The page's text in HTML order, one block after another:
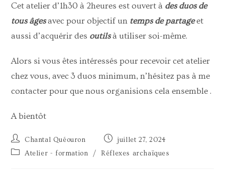
Cet atelier d’1h30 à 2heures est ouvert à des duos de
tous âgesavec pour objectif un temps de partageet
aussi d’acquérir des outilsà utiliser soi-même.
Alors si vous êtes intéressés pour recevoir cet atelier
chez vous, avec 3 duos minimum, n’hésitez pas à me
contacter pour que nous organisions cela ensemble .
A bientôt
Chantal Quéouron
juillet 27, 2024
Atelier - formation
/ Réflexes archaïques